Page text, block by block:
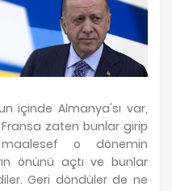
içinde Almanya'sı var,
zaten bunlar girip
o dönemin
önünü açtı ve bunlar
Geri döndüler de ne